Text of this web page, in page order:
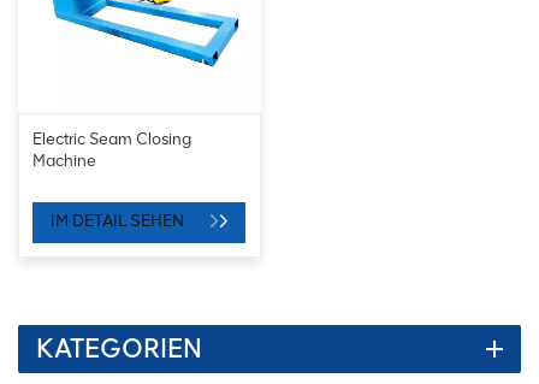
Electric Seam Closing
Machine
IM DETAIL SEHEN
KATEGORIEN